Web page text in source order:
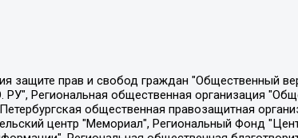
Александрович, Межрегиональное общественное движение "Российская ЛГБТ - сеть", Оленичев Максим Владимирович, Павлов Иван Юрьевич, Скворцова Елена Сергеевна, Общество с ограниченной ответственностью "Как бы инагент", Кочетков Игорь Викторович, Общество с ограниченной ответственностью "Честные выборы", Еланчик Олег Александрович, Общество с ограниченной ответственностью "Нобелевский призыв", Гималова Регина Эмилевна, Григорьев Андрей Валерьевич, Григорьева Алина Александровна, Ассоциация по содействию защите прав призывников, альтернативнослужащих и военнослужащих "Правозащитная группа "Гражданин.Армия.Право", Хисамова Регина Фаритовна, Автономная некоммерческая организация по реализации социально-правовых программ "Лилит", Дальневосточное общественное движение "Маяк", Санкт-Петербургская ЛГБТ-инициативная группа "Выход", Инициативная группа ЛГБТ+ "Реверс", Алексеев Андрей Викторович, Бекбулатова Таисия Львовна, Беляев Иван Михайлович, Владыкина Елена Сергеевна, Гельман Марат Александрович, Никульшина Вероника Юрьевна, Толоконникова Надежда Андреевна, Шендерович Виктор Анатольевич, Общество с ограниченной ответственностью "Данное сообщение", Общество с ограниченной ответственностью Издательский дом "Новая глава", Айнбиндер Александра Александровна, Московский комьюнити-центр для ЛГБТ+инициатив, Благотворительный фонд развития филантропии, Deutsche Welle (Германия, Kurt-Schumacher-Strasse 3, 53113 Bonn), Борзунова Мария Михайловна, Воробьев Виктор Викторович, Голубева Анна Львовна, Константинова Алла Михайловна, Малкова Ирина Владимировна, Мурадов Мурад Абдулгалимович, Осетинская Елизавета Николаевна, Понасенков Евгений Николаевич, Ганапольский Матвей Юрьевич, Киселев Евгений Алексеевич, Борухович Ирина Григорьевна, Дремин Иван Тимофеевич, Дубровский Дмитрий Викторович, Красноярская региональная общественная организация поддержки и развития альтернативных образовательных технологий и межкультурных коммуникаций "ИНТЕРРА", Маяковская Екатерина Алексеевна, Фейгин Марк Захарович, Филимонов Андрей Викторович, Дзугкоева Регина Николаевна, Доброхотов Роман Александрович, Дудь Юрий Александрович, Елкин Сергей Владимирович, Кругликов Кирилл Игоревич, Сабунаева Мария Леонидовна, Семенов Алексей Владимирович, Шаинян Карен Багратович, Шульман Екатерина Михайловна, Асафьев Артур Валерьевич, Вахштайн Виктор Семенович, Венедиктов Алексей Алексеевич, Лушникова Екатерина Евгеньевна, Волков Леонид Михайлович, Невзоров Александр Глебович, Пархоменко Сергей Борисович, Сироткин Ярослав Николаевич, Кара-Мурза Владимир Владимирович, Баранова Наталья Владимировна, Гозман Леонид Яковлевич, Кагарлицкий Борис Юльевич, Климарев Михаил Валерьевич, Милов Владимир Станиславович, Автономная некоммерческая организация Краснодарский центр современного искусства "Типография", Моргенштерн Алишер Тагирович, Соболь Любовь Эдуардовна, Общество с ограниченной ответственностью "ЛИЗА НОРМ", Каспаров Гарри Кимович, Ходорковский Михаил Борисович, Общество с ограниченной ответственностью "Апрельские тезисы", Данилович Ирина